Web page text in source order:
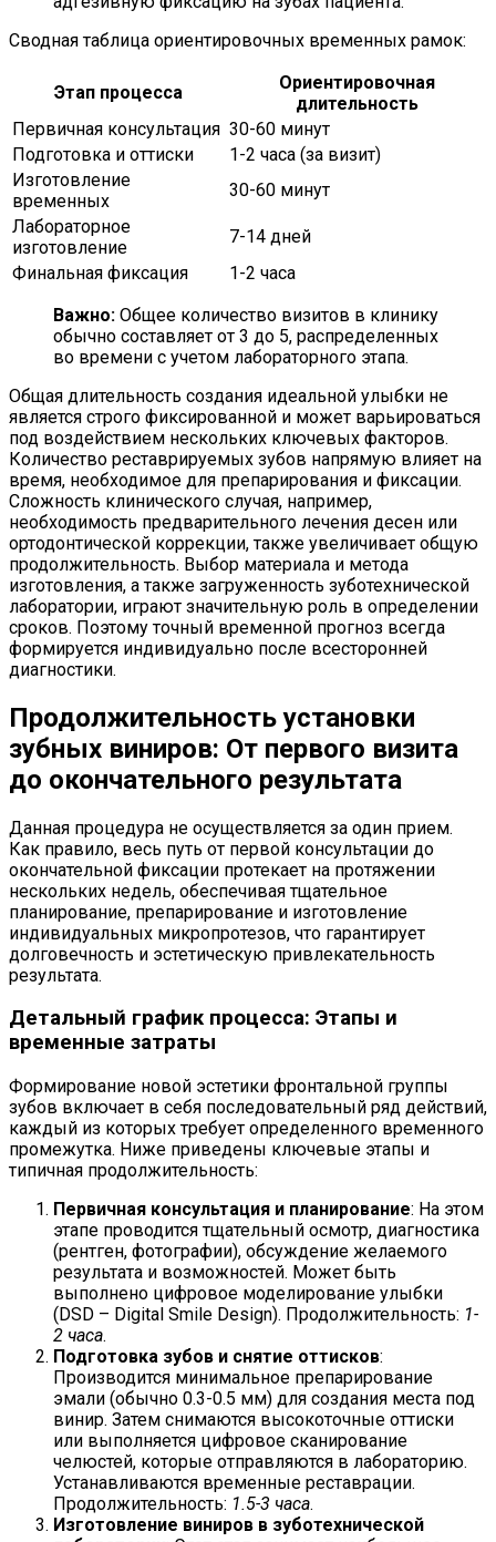
Сводная таблица ориентировочных временных рамок:
Этап процесса
Ориентировочная
длительность
Первичная консультация 30-60 минут
Подготовка и оттиски
1-2 часа (за визит)
Изготовление
временных
30-60 минут
Лабораторное
изготовление
7-14 дней
Финальная фиксация
1-2 часа
Важно: Общее количество визитов в клинику
обычно составляет от 3 до 5, распределенных
во времени с учетом лабораторного этапа.
Общая длительность создания идеальной улыбки не
является строго фиксированной и может варьироваться
под воздействием нескольких ключевых факторов.
Количество реставрируемых зубов напрямую влияет на
время, необходимое для препарирования и фиксации.
Сложность клинического случая, например,
необходимость предварительного лечения десен или
ортодонтической коррекции, также увеличивает общую
продолжительность. Выбор материала и метода
изготовления, а также загруженность зуботехнической
лаборатории, играют значительную роль в определении
сроков. Поэтому точный временной прогноз всегда
формируется индивидуально после всесторонней
диагностики.
Продолжительность установки
зубных виниров: От первого визита
до окончательного результата
Данная процедура не осуществляется за один прием.
Как правило, весь путь от первой консультации до
окончательной фиксации протекает на протяжении
нескольких недель, обеспечивая тщательное
планирование, препарирование и изготовление
индивидуальных микропротезов, что гарантирует
долговечность и эстетическую привлекательность
результата.
Детальный график процесса: Этапы и
временные затраты
Формирование новой эстетики фронтальной группы
зубов включает в себя последовательный ряд действий,
каждый из которых требует определенного временного
промежутка. Ниже приведены ключевые этапы и
типичная продолжительность:
Первичная консультация и планирование: На этом
этапе проводится тщательный осмотр, диагностика
(рентген, фотографии), обсуждение желаемого
результата и возможностей. Может быть
выполнено цифровое моделирование улыбки
(DSD – Digital Smile Design). Продолжительность: 1-
2 часа.
Подготовка зубов и снятие оттисков:
Производится минимальное препарирование
эмали (обычно 0.3-0.5 мм) для создания места под
винир. Затем снимаются высокоточные оттиски
или выполняется цифровое сканирование
челюстей, которые отправляются в лабораторию.
Устанавливаются временные реставрации.
Продолжительность: 1.5-3 часа.
Изготовление виниров в зуботехнической